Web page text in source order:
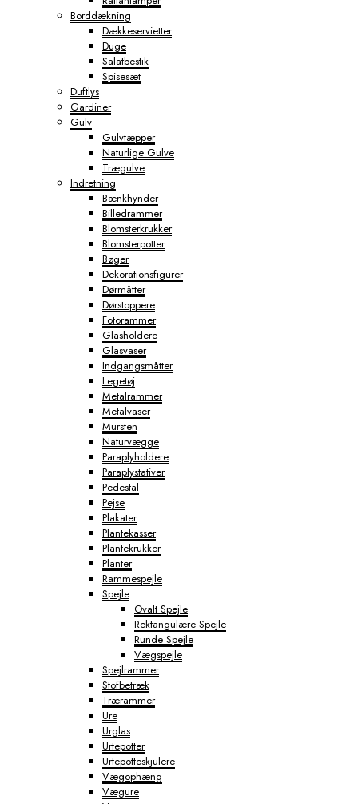
Borddækning
Dækkeservietter
Duge
Salatbestik
Spisesæt
Duftlys
Gardiner
Gulv
Gulvtæpper
Naturlige Gulve
Trægulve
Indretning
Bænkhynder
Billedrammer
Blomsterkrukker
Blomsterpotter
Bøger
Dekorationsfigurer
Dørmåtter
Dørstoppere
Fotorammer
Glasholdere
Glasvaser
Indgangsmåtter
Legetøj
Metalrammer
Metalvaser
Mursten
Naturvægge
Paraplyholdere
Paraplystativer
Pedestal
Pejse
Plakater
Plantekasser
Plantekrukker
Planter
Rammespejle
Spejle
Ovalt Spejle
Rektangulære Spejle
Runde Spejle
Vægspejle
Spejlrammer
Stofbetræk
Trærammer
Ure
Urglas
Urtepotter
Urtepotteskjulere
Vægophæng
Vægure